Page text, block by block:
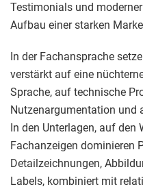
Testimonials und
Aufbau einer starken
In der Fachansprache
verstärkt auf eine
Sprache, auf technische
Nutzenargumentation und
In den Unterlagen, auf den
Fachanzeigen dominieren
Detailzeichnungen,
Labels, kombiniert mit